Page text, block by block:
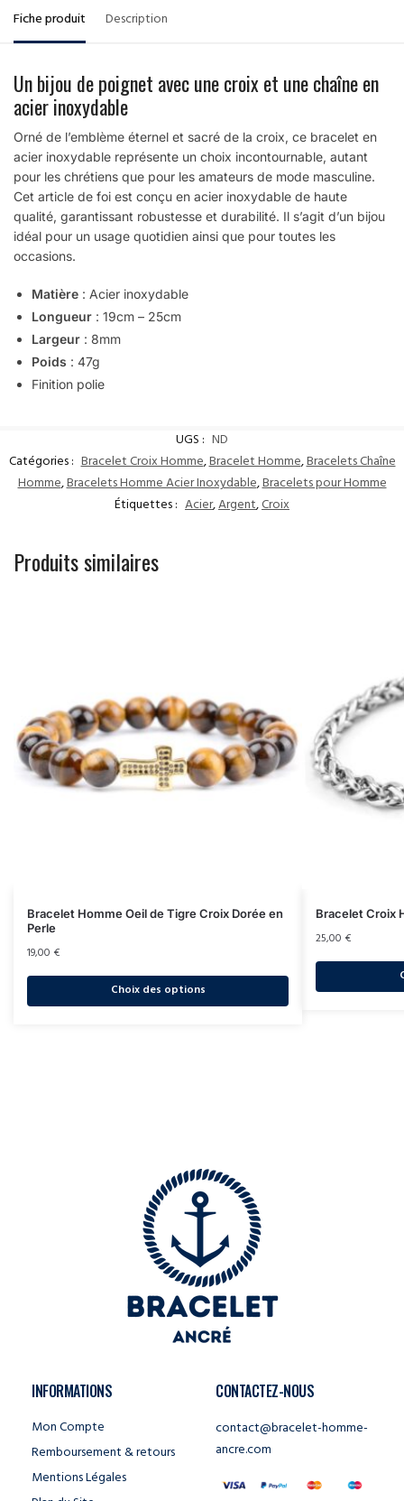
Fiche produit Description
Un bijou de poignet avec une croix et une chaîne en
acier inoxydable
Orné de l’emblème éternel et sacré de la croix, ce bracelet en
acier inoxydable représente un choix incontournable, autant
pour les chrétiens que pour les amateurs de mode masculine.
Cet article de foi est conçu en acier inoxydable de haute
qualité, garantissant robustesse et durabilité. Il s’agit d’un bijou
idéal pour un usage quotidien ainsi que pour toutes les
occasions.
Matière : Acier inoxydable
Longueur : 19cm – 25cm
Largeur : 8mm
Poids : 47g
Finition polie
UGS : ND
Catégories : Bracelet Croix Homme,Bracelet Homme,Bracelets Chaîne
Homme,Bracelets Homme Acier Inoxydable,Bracelets pour Homme
Étiquettes : Acier,Argent,Croix
Produits similaires
Bracelet Homme Oeil de Tigre Croix Dorée en
Perle
19,00 €
Choix des options
Bracelet Croix
25,00 €
INFORMATIONS
Mon Compte
Remboursement & retours
Mentions Légales
CONTACTEZ-NOUS
contact@bracelet-homme-
ancre.com